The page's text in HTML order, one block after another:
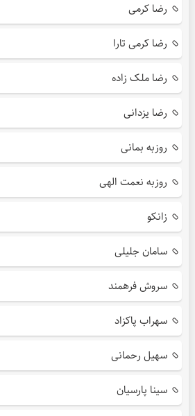
رضا کرمی
رضا کرمی تارا
رضا ملک زاده
رضا یزدانی
روزبه بمانی
روزبه نعمت الهی
زانکو
سامان جلیلی
سروش فرهمند
سهراب پاکزاد
سهیل رحمانی
سینا پارسیان